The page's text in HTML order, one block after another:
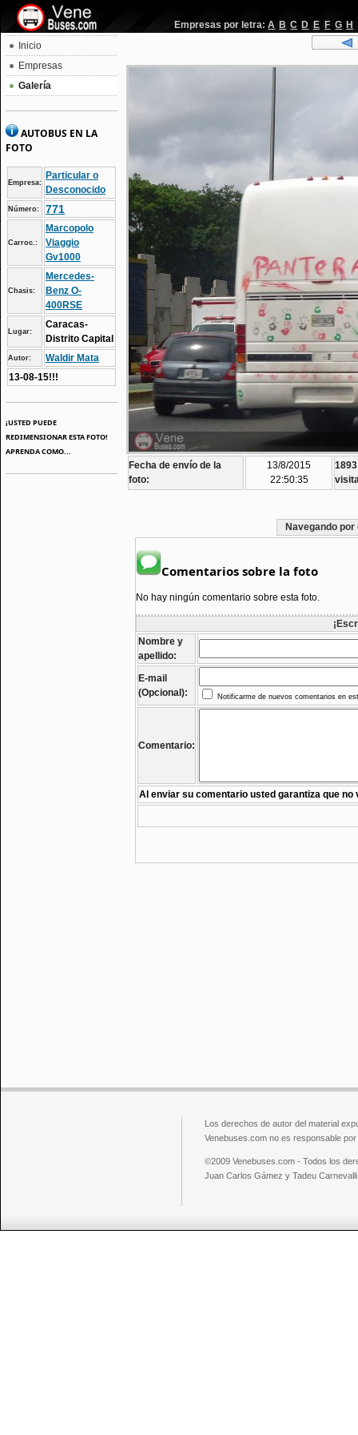
Empresas por letra: A B C D E F G H
Inicio
Empresas
Galería
AUTOBUS EN LA
FOTO
Empresa:
Particular o
Desconocido
Número: 771
Carroc.:
Marcopolo
Viaggio
Gv1000
Chasis:
Mercedes-
Benz O-
400RSE
Lugar:
Caracas-
Distrito Capital
Autor:
Waldir Mata
13-08-15!!!
¡USTED PUEDE
REDIMENSIONAR ESTA FOTO!
APRENDA COMO...
Fecha de envío de la
foto:
13/8/2015
22:50:35
1893
Navegando
Comentarios sobre la foto
No hay ningún comentario sobre esta foto.
Nombre y
apellido:
E-mail
(Opcional):
Notificarme de nuevos comentarios en
Comentario:
Al enviar su comentario usted garantiza que no
Los derechos de autor del material
Venebuses.com no es responsable
©2009 Venebuses.com - Todos los
Juan Carlos Gámez y Tadeu Carnevalli